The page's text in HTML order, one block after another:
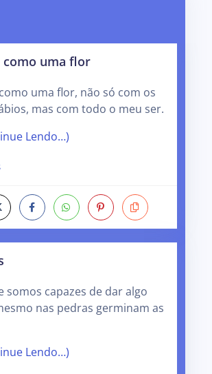
como uma flor
uma flor, não só com os
mas com todo o meu ser.
Lendo…)
somos capazes de dar algo
nas pedras germinam as
Lendo…)